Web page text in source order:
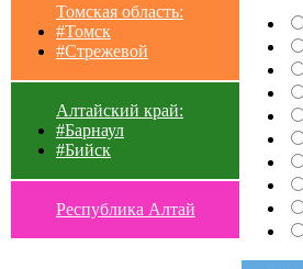
Томская область:
#Томск
#Стрежевой
Алтайский край:
#Барнаул
#Бийск
Республика Алтай